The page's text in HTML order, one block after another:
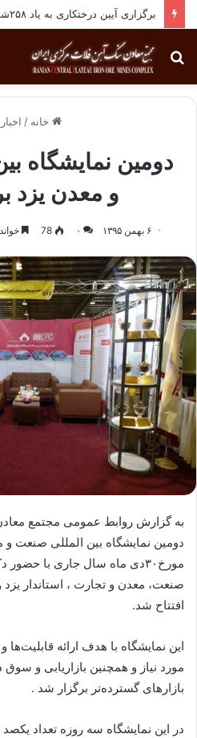
برگزاری آیین درختکاری به یاد ۲۵۸شهید شهرستان بافق
جستجو
برای
خانه /
دومین نمایشگاه
و معدن یزد
۶ بهمن ۱۳۹۵ ۰ 78 خواندن
به گزارش روابط عمومی مجتمع
دومین نمایشگاه بین المللی صنعت و
مورخ۳۰دی ماه سال جاری با
صنعت، معدن و تجارت ، استاندار
افتتاح شد.
این نمایشگاه با هدف ارائه
مورد نیاز و همچنین بازاریابی و
بازارهای گسترده‌تر برگزار شد .
در این نمایشگاه سه روزه تعداد